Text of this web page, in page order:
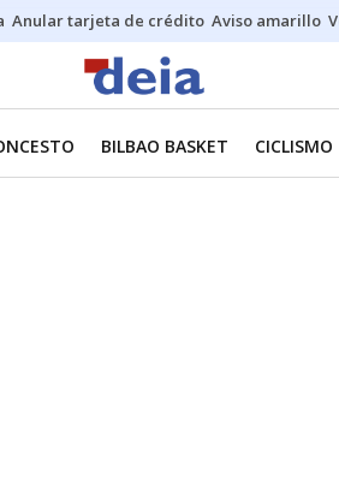
Anular tarjeta de crédito Aviso amarillo
BILBAO BASKET CICLISMO